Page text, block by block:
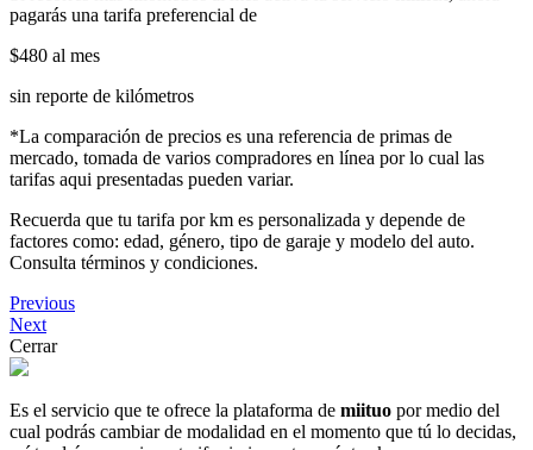
pagarás una tarifa preferencial de
$480 al mes
sin reporte de kilómetros
*La comparación de precios es una referencia de primas de
mercado, tomada de varios compradores en línea por lo cual las
tarifas aqui presentadas pueden variar.
Recuerda que tu tarifa por km es personalizada y depende de
factores como: edad, género, tipo de garaje y modelo del auto.
Consulta términos y condiciones.
Previous
Next
Cerrar
Es el servicio que te ofrece la plataforma de miituo por medio del
cual podrás cambiar de modalidad en el momento que tú lo decidas,